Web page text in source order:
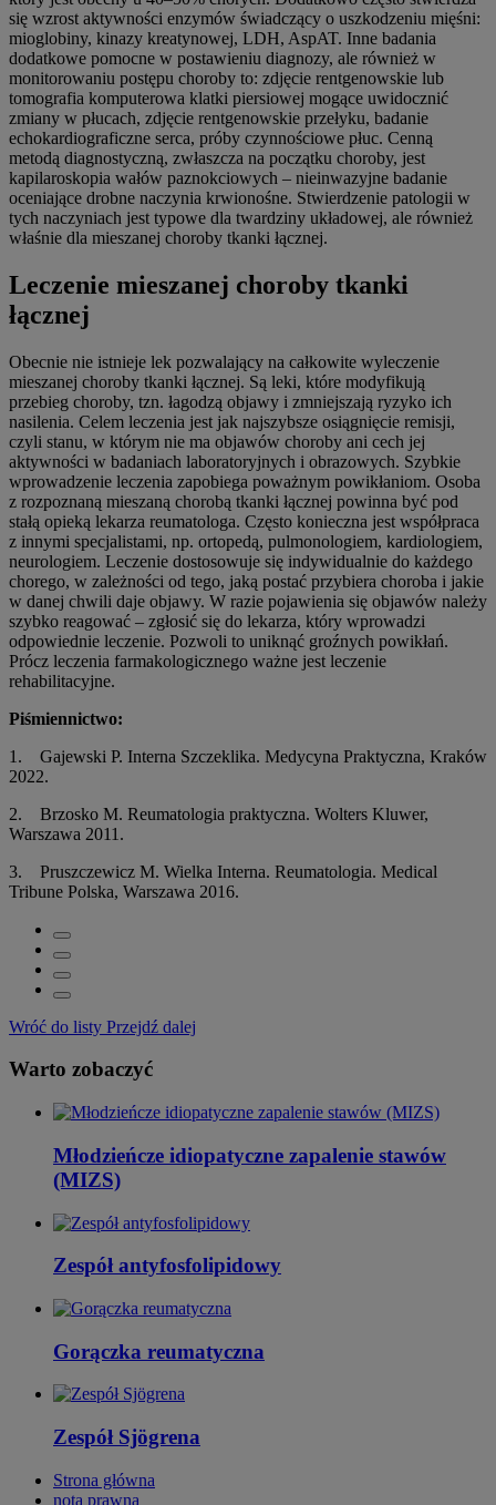
się wzrost aktywności enzymów świadczący o uszkodzeniu mięśni:
mioglobiny, kinazy kreatynowej, LDH, AspAT. Inne badania
dodatkowe pomocne w postawieniu diagnozy, ale również w
monitorowaniu postępu choroby to: zdjęcie rentgenowskie lub
tomografia komputerowa klatki piersiowej mogące uwidocznić
zmiany w płucach, zdjęcie rentgenowskie przełyku, badanie
echokardiograficzne serca, próby czynnościowe płuc. Cenną
metodą diagnostyczną, zwłaszcza na początku choroby, jest
kapilaroskopia wałów paznokciowych – nieinwazyjne badanie
oceniające drobne naczynia krwionośne. Stwierdzenie patologii w
tych naczyniach jest typowe dla twardziny układowej, ale również
właśnie dla mieszanej choroby tkanki łącznej.
Leczenie mieszanej choroby tkanki
łącznej
Obecnie nie istnieje lek pozwalający na całkowite wyleczenie
mieszanej choroby tkanki łącznej. Są leki, które modyfikują
przebieg choroby, tzn. łagodzą objawy i zmniejszają ryzyko ich
nasilenia. Celem leczenia jest jak najszybsze osiągnięcie remisji,
czyli stanu, w którym nie ma objawów choroby ani cech jej
aktywności w badaniach laboratoryjnych i obrazowych. Szybkie
wprowadzenie leczenia zapobiega poważnym powikłaniom. Osoba
z rozpoznaną mieszaną chorobą tkanki łącznej powinna być pod
stałą opieką lekarza reumatologa. Często konieczna jest współpraca
z innymi specjalistami, np. ortopedą, pulmonologiem, kardiologiem,
neurologiem. Leczenie dostosowuje się indywidualnie do każdego
chorego, w zależności od tego, jaką postać przybiera choroba i jakie
w danej chwili daje objawy. W razie pojawienia się objawów należy
szybko reagować – zgłosić się do lekarza, który wprowadzi
odpowiednie leczenie. Pozwoli to uniknąć groźnych powikłań.
Prócz leczenia farmakologicznego ważne jest leczenie
rehabilitacyjne.
Piśmiennictwo:
1. Gajewski P. Interna Szczeklika. Medycyna Praktyczna, Kraków
2022.
2. Brzosko M. Reumatologia praktyczna. Wolters Kluwer,
Warszawa 2011.
3. Pruszczewicz M. Wielka Interna. Reumatologia. Medical
Tribune Polska, Warszawa 2016.
Wróć do listy Przejdź dalej
Warto zobaczyć
Młodzieńcze idiopatyczne zapalenie stawów
(MIZS)
Zespół antyfosfolipidowy
Gorączka reumatyczna
Zespół Sjögrena
Strona główna
nota prawna